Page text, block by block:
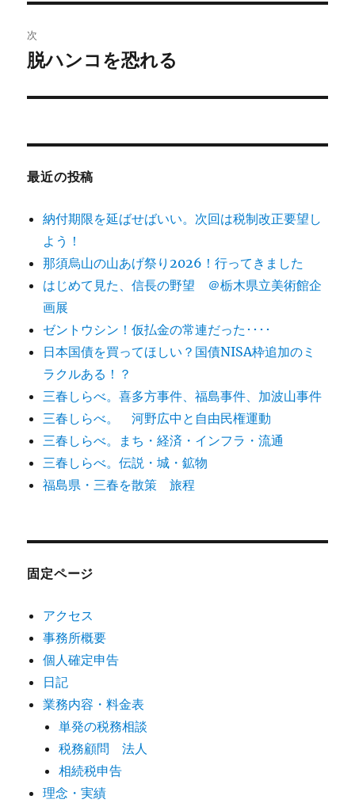
ビ
ゲ
ー
投
稿:
次
次
投
脱ハンコを恐れる
最近の投稿
納付期限を延ばせばいい。次回は税制改正要望し
よう！
那須烏山の山あげ祭り2026！行ってきました
はじめて見た、信長の野望 ＠栃木県立美術館企
画展
ゼントウシン！仮払金の常連だった････
日本国債を買ってほしい？国債NISA枠追加のミ
ラクルある！？
三春しらべ。喜多方事件、福島事件、加波山事件
三春しらべ。 河野広中と自由民権運動
三春しらべ。まち・経済・インフラ・流通
三春しらべ。伝説・城・鉱物
福島県・三春を散策 旅程
固定ページ
アクセス
事務所概要
個人確定申告
日記
業務内容・料金表
単発の税務相談
税務顧問 法人
相続税申告
理念・実績